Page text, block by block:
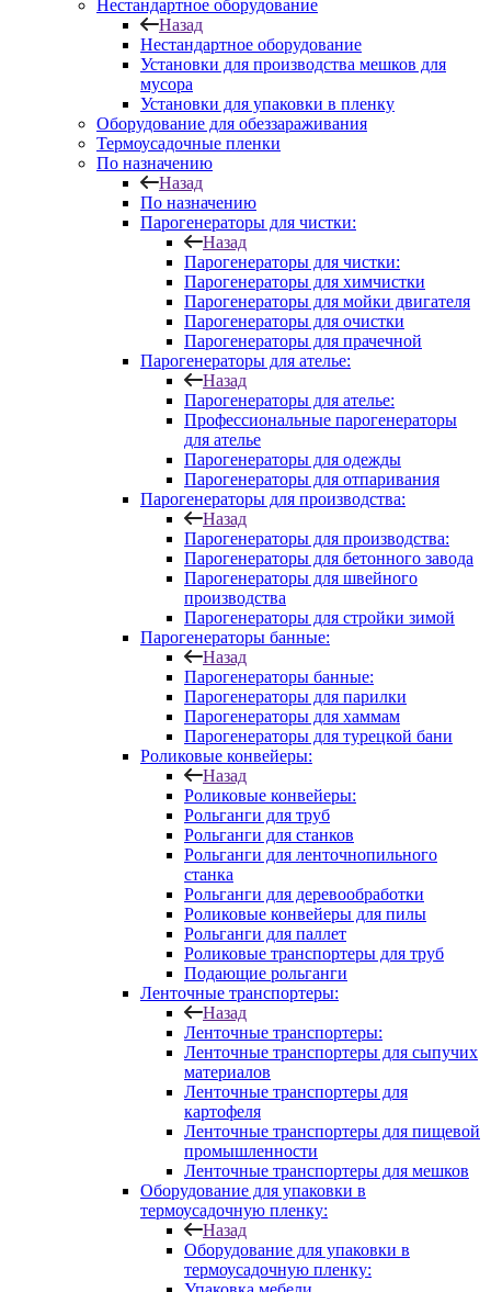
Нестандартное оборудование
Назад
Нестандартное оборудование
Установки для производства мешков для
мусора
Установки для упаковки в пленку
Оборудование для обеззараживания
Термоусадочные пленки
По назначению
Назад
По назначению
Парогенераторы для чистки:
Назад
Парогенераторы для чистки:
Парогенераторы для химчистки
Парогенераторы для мойки двигателя
Парогенераторы для очистки
Парогенераторы для прачечной
Парогенераторы для ателье:
Назад
Парогенераторы для ателье:
Профессиональные парогенераторы
для ателье
Парогенераторы для одежды
Парогенераторы для отпаривания
Парогенераторы для производства:
Назад
Парогенераторы для производства:
Парогенераторы для бетонного завода
Парогенераторы для швейного
производства
Парогенераторы для стройки зимой
Парогенераторы банные:
Назад
Парогенераторы банные:
Парогенераторы для парилки
Парогенераторы для хаммам
Парогенераторы для турецкой бани
Роликовые конвейеры:
Назад
Роликовые конвейеры:
Рольганги для труб
Рольганги для станков
Рольганги для ленточнопильного
станка
Рольганги для деревообработки
Роликовые конвейеры для пилы
Рольганги для паллет
Роликовые транспортеры для труб
Подающие рольганги
Ленточные транспортеры:
Назад
Ленточные транспортеры:
Ленточные транспортеры для сыпучих
материалов
Ленточные транспортеры для
картофеля
Ленточные транспортеры для пищевой
промышленности
Ленточные транспортеры для мешков
Оборудование для упаковки в
термоусадочную пленку:
Назад
Оборудование для упаковки в
термоусадочную пленку: